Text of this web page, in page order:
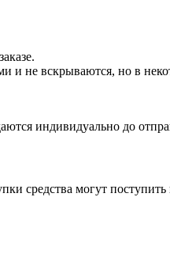
и не вскрываются, но в
индивидуально до
средства могут